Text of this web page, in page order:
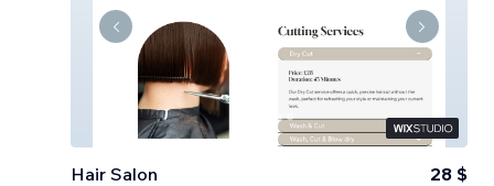
Hair Salon 28 $